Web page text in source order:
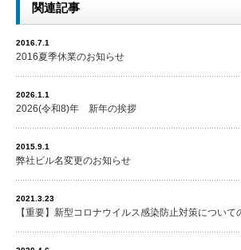
関連記事
2016.7.1
2016夏季休業のお知らせ
2026.1.1
2026(令和8)年 新年の挨拶
2015.9.1
弊社ビル名変更のお知らせ
2021.3.23
【重要】新型コロナウイルス感染防止対策につい